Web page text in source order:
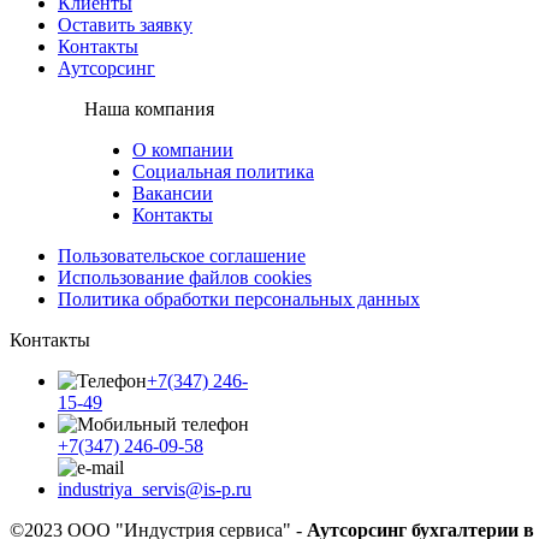
Оставить заявку
Контакты
Аутсорсинг
Наша компания
О компании
Социальная политика
Вакансии
Контакты
Пользовательское соглашение
Использование файлов cookies
Политика обработки персональных данных
Контакты
+7(347) 246-
15-49
+7(347) 246-09-58
industriya_servis@is-p.ru
©2023 ООО "Индустрия сервиса" - Аутсорсинг бухгалтерии